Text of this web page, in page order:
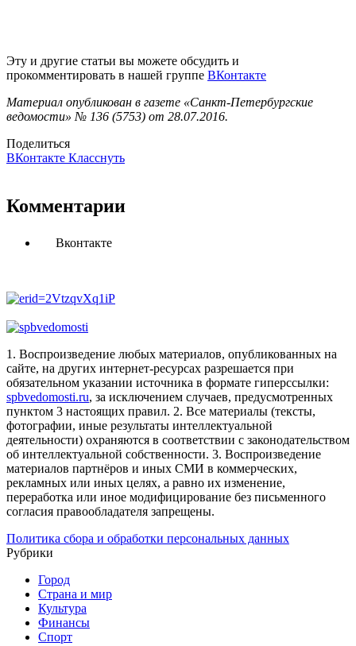
Эту и другие статьи вы можете обсудить и
прокомментировать в нашей группе ВКонтакте
Материал опубликован в газете «Санкт-Петербургские
ведомости» № 136 (5753) от 28.07.2016.
Поделиться
ВКонтакте Класснуть
Комментарии
Вконтакте
1. Воспроизведение любых материалов, опубликованных на
сайте, на других интернет-ресурсах разрешается при
обязательном указании источника в формате гиперссылки:
spbvedomosti.ru, за исключением случаев, предусмотренных
пунктом 3 настоящих правил. 2. Все материалы (тексты,
фотографии, иные результаты интеллектуальной
деятельности) охраняются в соответствии с законодательством
об интеллектуальной собственности. 3. Воспроизведение
материалов партнёров и иных СМИ в коммерческих,
рекламных или иных целях, а равно их изменение,
переработка или иное модифицирование без письменного
согласия правообладателя запрещены.
Политика сбора и обработки персональных данных
Рубрики
Город
Страна и мир
Культура
Финансы
Спорт